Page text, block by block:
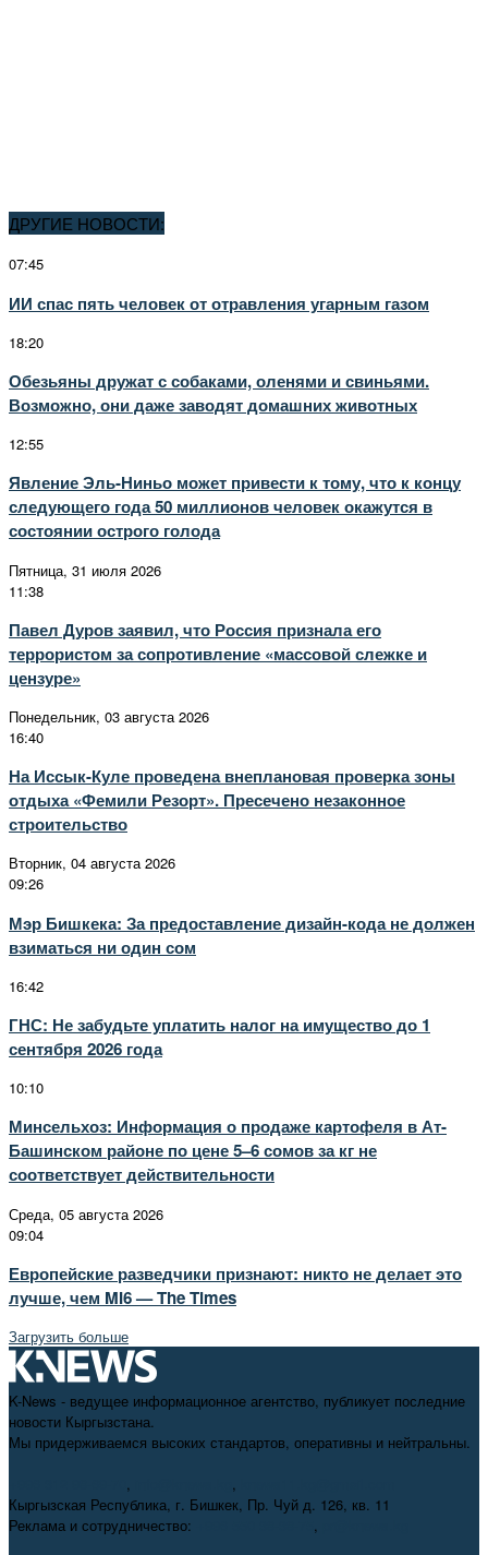
ДРУГИЕ НОВОСТИ:
07:45
ИИ спас пять человек от отравления угарным газом
18:20
Обезьяны дружат с собаками, оленями и свиньями.
Возможно, они даже заводят домашних животных
12:55
Явление Эль-Ниньо может привести к тому, что к концу
следующего года 50 миллионов человек окажутся в
состоянии острого голода
Пятница, 31 июля 2026
11:38
Павел Дуров заявил, что Россия признала его
террористом за сопротивление «массовой слежке и
цензуре»
Понедельник, 03 августа 2026
16:40
На Иссык-Куле проведена внеплановая проверка зоны
отдыха «Фемили Резорт». Пресечено незаконное
строительство
Вторник, 04 августа 2026
09:26
Мэр Бишкека: За предоставление дизайн-кода не должен
взиматься ни один сом
16:42
ГНС: Не забудьте уплатить налог на имущество до 1
сентября 2026 года
10:10
Минсельхоз: Информация о продаже картофеля в Ат-
Башинском районе по цене 5–6 сомов за кг не
соответствует действительности
Среда, 05 августа 2026
09:04
Европейские разведчики признают: никто не делает это
лучше, чем MI6 — The Times
Загрузить больше
K-News - ведущее информационное агентство, публикует последние
новости Кыргызстана.
Мы придерживаемся высоких стандартов, оперативны и нейтральны.
, ,
Кыргызская Республика, г. Бишкек, Пр. Чуй д. 126, кв. 11
Реклама и сотрудничество:
,